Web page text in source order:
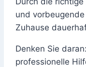
und
Zuhause
Denken Sie
professionelle